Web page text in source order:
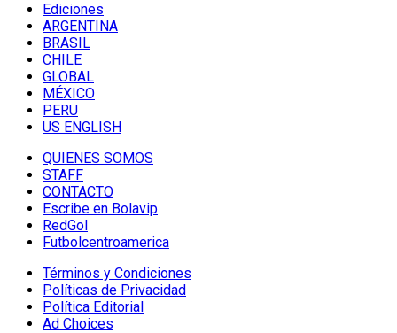
Ediciones
ARGENTINA
BRASIL
CHILE
GLOBAL
MÉXICO
PERU
US ENGLISH
QUIENES SOMOS
STAFF
CONTACTO
Escribe en Bolavip
RedGol
Futbolcentroamerica
Términos y Condiciones
Políticas de Privacidad
Política Editorial
Ad Choices